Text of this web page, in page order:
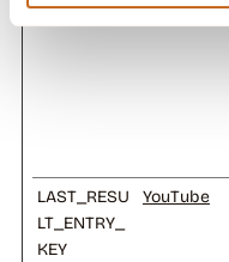
LAST_RESU
LT_ENTRY_
KEY
YouTube